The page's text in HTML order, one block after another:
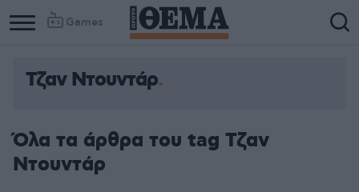
Games
Τζαν Ντουντάρ
Όλα τα άρθρα του tag Τζαν
Ντουντάρ